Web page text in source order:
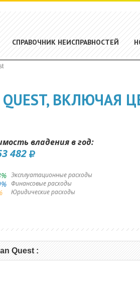
СПРАВОЧНИК НЕИСПРАВНОСТЕЙ
ВКЛЮЧАЯ
владения в год:
482
% Эксплуатационные расходы
% Финансовые расходы
Юридические расходы
Quest :